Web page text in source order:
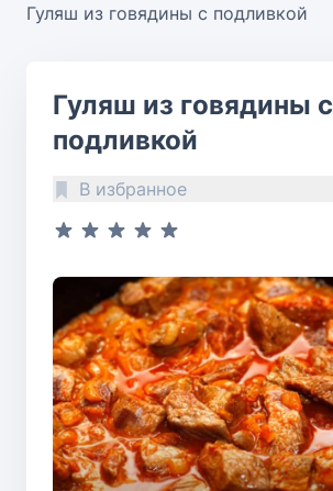
Гуляш из говядины с подливкой
Гуляш из говядины с
подливкой
В избранное